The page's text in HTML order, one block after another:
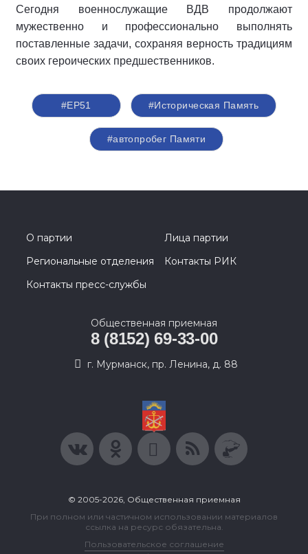
Сегодня военнослужащие ВДВ продолжают
мужественно и профессионально выполнять
поставленные задачи, сохраняя верность традициям
своих героических предшественников.
#ЕР51 #Историческая Память
#автопробег Памяти
О партии
Лица партии
Региональные отделения
Контакты РИК
Контакты пресс-службы
Общественная приемная
8 (8152) 69-33-00
г. Мурманск, пр. Ленина, д. 88
© 2005-2026, Общественная приемная
При полном или частичном использовании материалов
ссылка на ресурс обязательна.
Пользовательское соглашение